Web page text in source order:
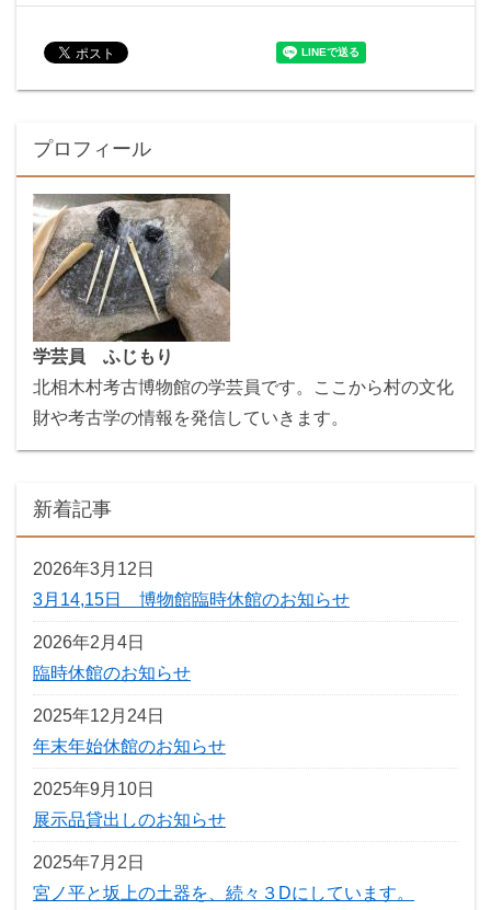
プロフィール
学芸員 ふじもり
北相木村考古博物館の学芸員です。ここから村の文化
財や考古学の情報を発信していきます。
新着記事
2026年3月12日
3月14,15日 博物館臨時休館のお知らせ
2026年2月4日
臨時休館のお知らせ
2025年12月24日
年末年始休館のお知らせ
2025年9月10日
展示品貸出しのお知らせ
2025年7月2日
宮ノ平と坂上の土器を、続々３Dにしています。